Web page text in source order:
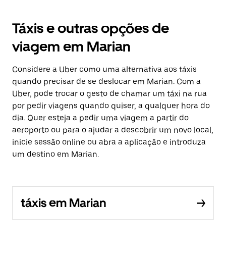
Táxis e outras opções de
viagem em Marian
Considere a Uber como uma alternativa aos táxis
quando precisar de se deslocar em Marian. Com a
Uber, pode trocar o gesto de chamar um táxi na rua
por pedir viagens quando quiser, a qualquer hora do
dia. Quer esteja a pedir uma viagem a partir do
aeroporto ou para o ajudar a descobrir um novo local,
inicie sessão online ou abra a aplicação e introduza
um destino em Marian.
táxis em Marian